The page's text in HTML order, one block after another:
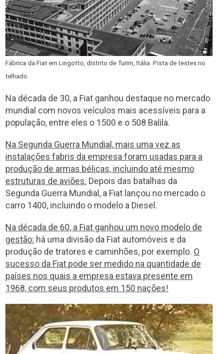
Fábrica da Fiat em Lingotto, distrito de Turim, Itália. Pista de testes no
telhado.
Na década de 30, a Fiat ganhou destaque no mercado
mundial com novos veículos mais acessíveis para a
população, entre eles o 1500 e o 508 Balila.
Na Segunda Guerra Mundial, mais uma vez as
instalações fabris da empresa foram usadas para a
produção de armas bélicas, incluindo até mesmo
estruturas de aviões. Depois das batalhas da
Segunda Guerra Mundial, a Fiat lançou no mercado o
carro 1400, incluindo o modelo a Diesel.
Na década de 60, a Fiat ganhou um novo modelo de
gestão: há uma divisão da Fiat automóveis e da
produção de tratores e caminhões, por exemplo. O
sucesso da Fiat pode ser medido na quantidade de
países nos quais a empresa estava presente em
1968, com seus produtos em 150 nações!